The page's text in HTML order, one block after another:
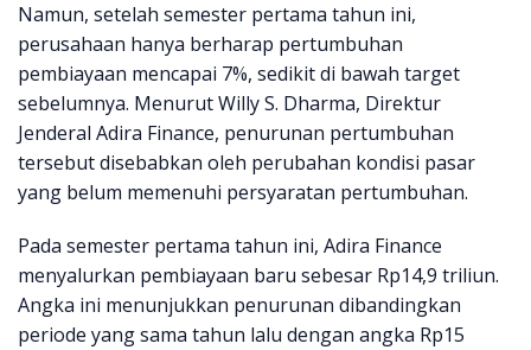
Namun, setelah semester pertama tahun ini,
perusahaan hanya berharap pertumbuhan
pembiayaan mencapai 7%, sedikit di bawah target
sebelumnya. Menurut Willy S. Dharma, Direktur
Jenderal Adira Finance, penurunan pertumbuhan
tersebut disebabkan oleh perubahan kondisi pasar
yang belum memenuhi persyaratan pertumbuhan.
Pada semester pertama tahun ini, Adira Finance
menyalurkan pembiayaan baru sebesar Rp14,9 triliun.
Angka ini menunjukkan penurunan dibandingkan
periode yang sama tahun lalu dengan angka Rp15